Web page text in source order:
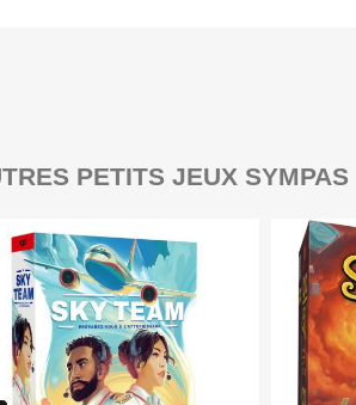
PETITS JEUX SYMPAS